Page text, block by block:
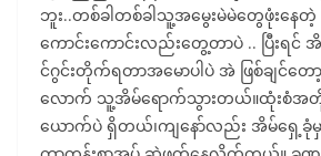
ဘူး..တစ်ခါတစ်ခါသူ့အမွေးမဲမဲတွေဖုံးနေ
ကောင်းကောင်းလည်းတွေ့တာပဲ .. ပြီးရင်
င်ဂွင်းတိုက်ရတာအမောပါပဲ အဲ ဖြစ်ချင်တော့
လောက် သူ့အိမ်ရောက်သွားတယ်။ထုံးစံအ
ယောက်ပဲ ရှိတယ်၊ကျနော်လည်း အိမ်ရှေ့ခုံမှာ